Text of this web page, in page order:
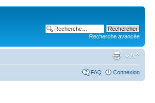
Recherche avancée
FAQ Connexion